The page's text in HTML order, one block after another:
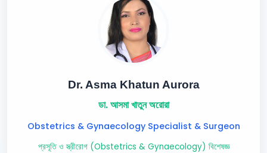
Dr. Asma Khatun Aurora
ডা. আসমা খাতুন অরোরা
Obstetrics & Gynaecology Specialist & Surgeon
প্রসূতি ও স্ত্রীরোগ (Obstetrics & Gynaecology) বিশেষজ্ঞ